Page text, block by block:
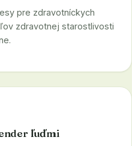
pre zdravotníckych
zdravotnej starostlivosti
ľuďmi